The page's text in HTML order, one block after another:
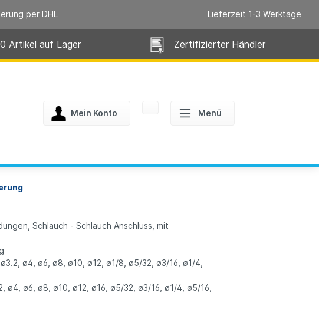
per DHL Lieferzeit 1-3 Werktage
Artikel auf Lager Zertifizierter Händler
Mein Konto Menü
Schlauch - Schlauch Anschluss, mit
ø4, ø6, ø8, ø10, ø12, ø1/8, ø5/32, ø3/16, ø1/4,
ø4, ø6, ø8, ø10, ø12, ø16, ø5/32, ø3/16, ø1/4, ø5/16,